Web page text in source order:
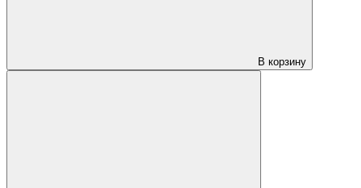
В корзину